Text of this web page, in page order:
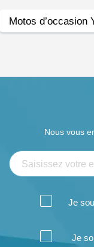
Motos d’occasion
Nous vous
Je
Je